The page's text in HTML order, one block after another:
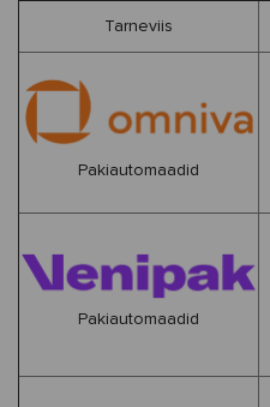
Tarneviis
Pakiautomaadid
Pakiautomaadid